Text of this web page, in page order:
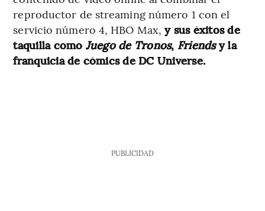
reproductor de streaming número 1 con el
servicio número 4, HBO Max, y sus éxitos de
taquilla como Juego de Tronos, Friendsy la
franquicia de cómics de DC Universe.
PUBLICIDAD